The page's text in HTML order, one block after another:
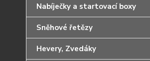
Nabíječky a startovací boxy
Sněhové řetězy
Hevery, Zvedáky